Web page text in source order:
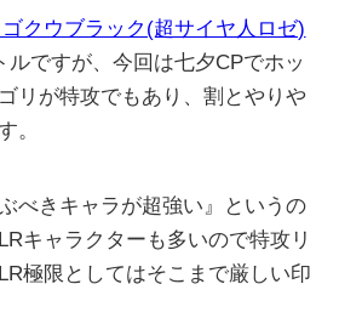
クウブラック(超サイヤ人ロゼ)
ルですが、今回は七夕CPでホッ
リが特攻でもあり、割とやりや
。
べきキャラが超強い』というの
キャラクターも多いので特攻リ
極限としてはそこまで厳しい印